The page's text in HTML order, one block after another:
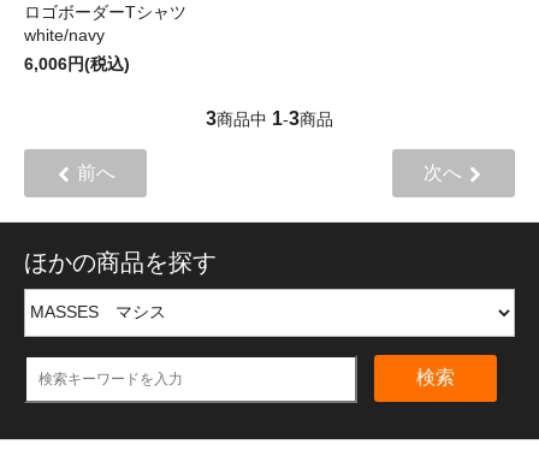
ロゴボーダーTシャツ
white/navy
6,006円(税込)
3商品中 1-3商品
前へ 次へ
ほかの商品を探す
検索